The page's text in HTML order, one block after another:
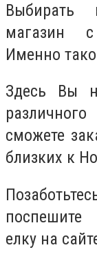
Выбирать
магазин
Именно
Здесь Вы
сможете
близких к
поспешите
елку на